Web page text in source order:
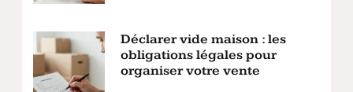
Déclarer vide maison : les
obligations légales pour
organiser votre vente